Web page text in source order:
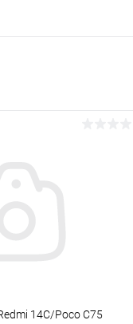
14C/Poco C75